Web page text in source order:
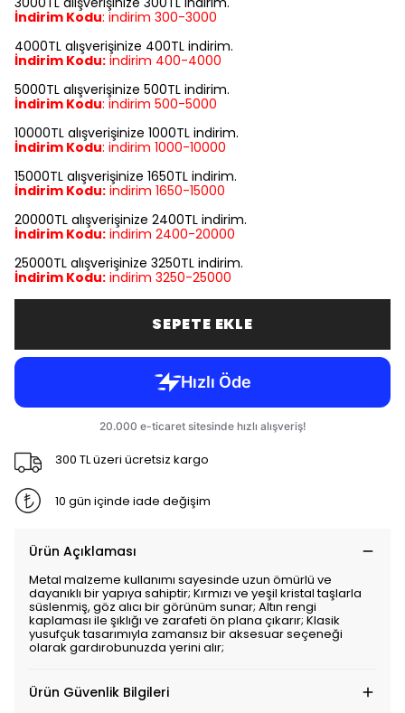
İndirim Kodu: indirim 300-3000
4000TL alışverişinize 400TL indirim.
İndirim Kodu: indirim 400-4000
5000TL alışverişinize 500TL indirim.
İndirim Kodu: indirim 500-5000
10000TL alışverişinize 1000TL indirim.
İndirim Kodu: indirim 1000-10000
15000TL alışverişinize 1650TL indirim.
İndirim Kodu: indirim 1650-15000
20000TL alışverişinize 2400TL indirim.
İndirim Kodu: indirim 2400-20000
25000TL alışverişinize 3250TL indirim.
İndirim Kodu: indirim 3250-25000
SEPETE EKLE
300 TL üzeri ücretsiz kargo
10 gün içinde iade değişim
Ürün Açıklaması
Metal malzeme kullanımı sayesinde uzun ömürlü ve
dayanıklı bir yapıya sahiptir; Kırmızı ve yeşil kristal taşlarla
süslenmiş, göz alıcı bir görünüm sunar; Altın rengi
kaplaması ile şıklığı ve zarafeti ön plana çıkarır; Klasik
yusufçuk tasarımıyla zamansız bir aksesuar seçeneği
olarak gardırobunuzda yerini alır;
Ürün Güvenlik Bilgileri